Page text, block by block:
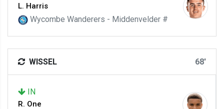
L. Harris
Wycombe Wanderers - Middenvelder #
WISSEL 68'
IN
R. One